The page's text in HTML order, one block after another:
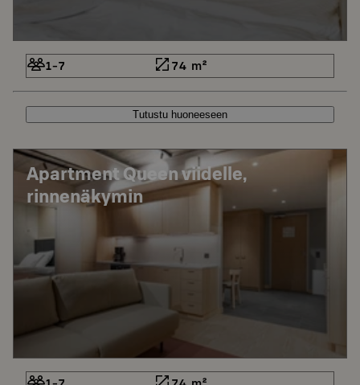
1-7 74 m²
Tutustu huoneeseen
Apartment Queen viidelle,
rinnenäkymin